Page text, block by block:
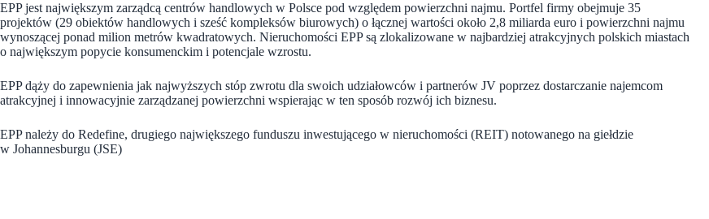
EPP jest największym zarządcą centrów handlowych w Polsce pod względem powierzchni najmu. Portfel firmy obejmuje 35
projektów (29 obiektów handlowych i sześć kompleksów biurowych) o łącznej wartości około 2,8 miliarda euro i powierzchni najmu
wynoszącej ponad milion metrów kwadratowych. Nieruchomości EPP są zlokalizowane w najbardziej atrakcyjnych polskich miastach
o największym popycie konsumenckim i potencjale wzrostu.
EPP dąży do zapewnienia jak najwyższych stóp zwrotu dla swoich udziałowców i partnerów JV poprzez dostarczanie najemcom
atrakcyjnej i innowacyjnie zarządzanej powierzchni wspierając w ten sposób rozwój ich biznesu.
EPP należy do Redefine, drugiego największego funduszu inwestującego w nieruchomości (REIT) notowanego na giełdzie
w Johannesburgu (JSE)